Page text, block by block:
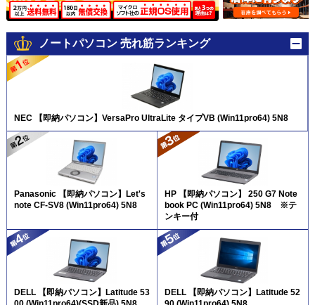
ノートパソコン 売れ筋ランキング
NEC 【即納パソコン】VersaPro UltraLite タイプVB (Win11pro64) 5N8
Panasonic 【即納パソコン】Let's
note CF-SV8 (Win11pro64) 5N8
HP 【即納パソコン】 250 G7 Note
book PC (Win11pro64) 5N8 ※テ
ンキー付
DELL 【即納パソコン】Latitude 53
DELL 【即納パソコン】Latitude 52